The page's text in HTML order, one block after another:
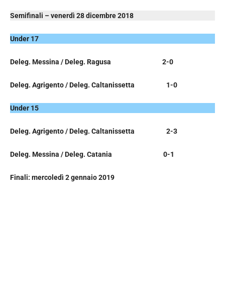
Semifinali – venerdì 28 dicembre 2018
Under 17
Deleg. Messina / Deleg. Ragusa 2-0
Deleg. Agrigento / Deleg. Caltanissetta 1-0
Under 15
Deleg. Agrigento / Deleg. Caltanissetta 2-3
Deleg. Messina / Deleg. Catania 0-1
Finali: mercoledì 2 gennaio 2019